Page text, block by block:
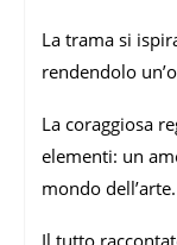
La trama si
rendendolo
La coraggiosa
elementi: un
mondo dell’arte.
Il tutto